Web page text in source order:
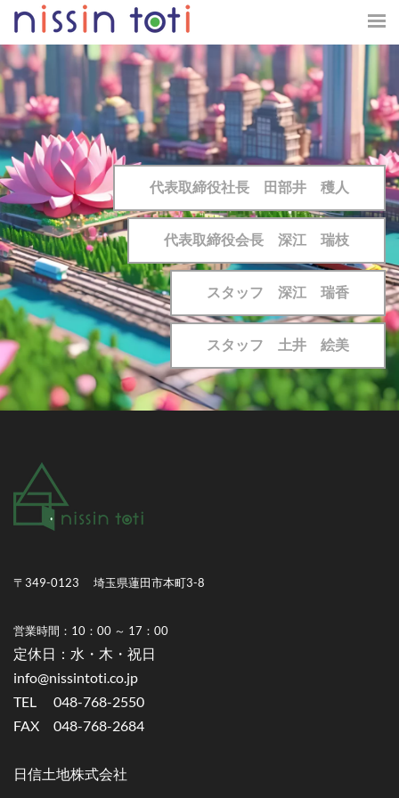
代表取締役社長 田部井 穫人
代表取締役会長 深江 瑞枝
スタッフ 深江 瑞香
スタッフ 土井 絵美
〒349-0123 埼玉県蓮田市本町3-8
営業時間：10：00 ～ 17：00
​定休日：水・木・祝日
info@nissintoti.co.jp
TEL 048-768-2550
FAX 048-768-2684
​日信土地株式会社